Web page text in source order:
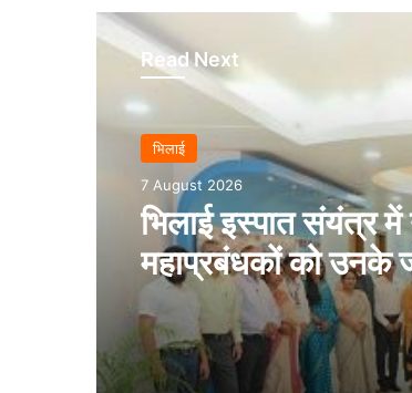
Read Next
भिलाई
7 August 2026
भिलाई इस्पात संयंत्र
महाप्रबंधकों को उनके
उपस्थिति में पदोन्नति
गये